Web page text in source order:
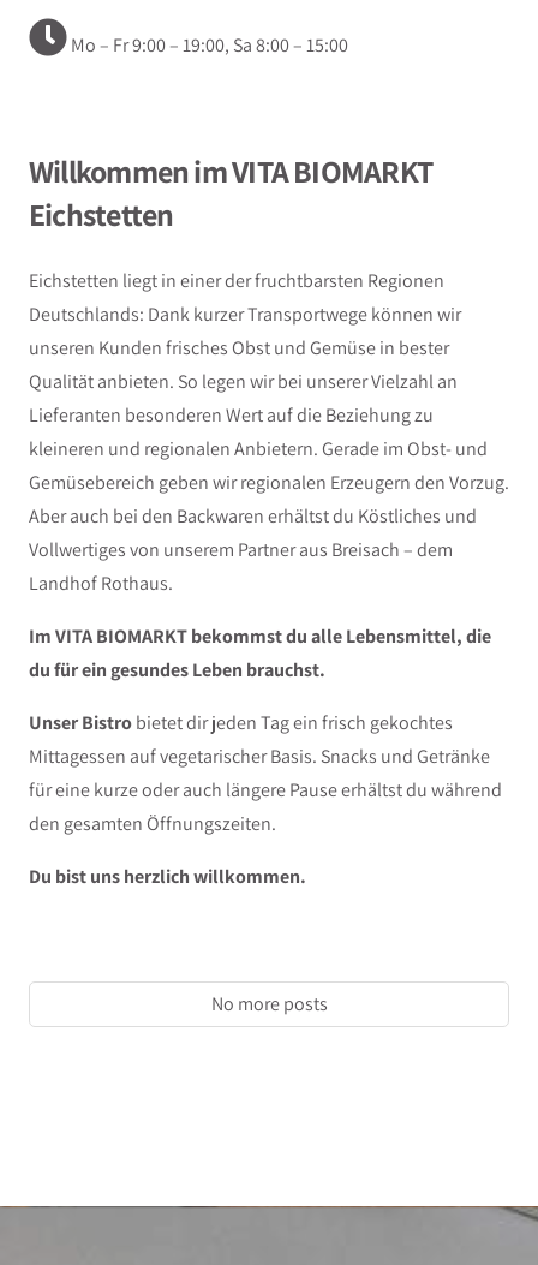
Mo – Fr 9:00 – 19:00, Sa 8:00 – 15:00
Willkommen im VITA BIOMARKT
Eichstetten
Eichstetten liegt in einer der fruchtbarsten Regionen
Deutschlands: Dank kurzer Transportwege können wir
unseren Kunden frisches Obst und Gemüse in bester
Qualität anbieten. So legen wir bei unserer Vielzahl an
Lieferanten besonderen Wert auf die Beziehung zu
kleineren und regionalen Anbietern. Gerade im Obst- und
Gemüsebereich geben wir regionalen Erzeugern den Vorzug.
Aber auch bei den Backwaren erhältst du Köstliches und
Vollwertiges von unserem Partner aus Breisach – dem
Landhof Rothaus.
Im VITA BIOMARKT bekommst du alle Lebensmittel, die
du für ein gesundes Leben brauchst.
Unser Bistrobietet dir jeden Tag ein frisch gekochtes
Mittagessen auf vegetarischer Basis. Snacks und Getränke
für eine kurze oder auch längere Pause erhältst du während
den gesamten Öffnungszeiten.
Du bist uns herzlich willkommen.
No more posts